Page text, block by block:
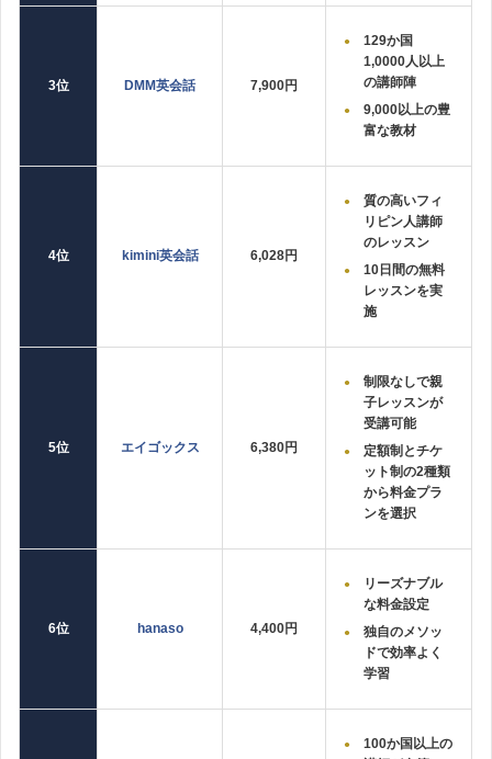
3位 DMM英会話 7,900円
129か国
1,0000人以上
の講師陣
9,000以上の豊
富な教材
4位 kimini英会話 6,028円
質の高いフィ
リピン人講師
のレッスン
10日間の無料
レッスンを実
施
5位 エイゴックス 6,380円
制限なしで親
子レッスンが
受講可能
定額制とチケ
ット制の2種類
から料金プラ
ンを選択
6位 hanaso 4,400円
リーズナブル
な料金設定
独自のメソッ
ドで効率よく
学習
100か国以上の